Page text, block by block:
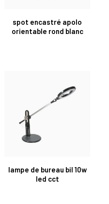
spot encastré apolo
orientable rond blanc
lampe de bureau bil 10w
led cct